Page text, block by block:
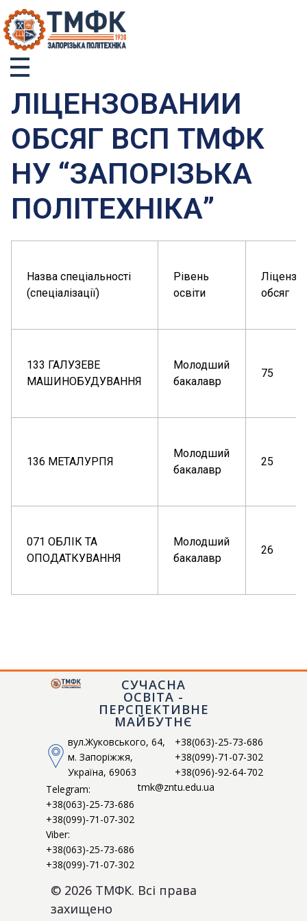
ТМФК
Токмацький механічний фаховий коледж
ЛІЦЕНЗОВАНИЙ
ОБСЯГ ВСП ТМФК
НУ “ЗАПОРІЗЬКА
ПОЛІТЕХНІКА”
Назва спеціальності
(спеціалізації)
Рівень
освіти
обсяг
133 ГАЛУЗЕВЕ
МАШИНОБУДУВАННЯ
Молодший
бакалавр
75
136 МЕТАЛУРПЯ
Молодший
бакалавр
25
071 ОБЛІК ТА
ОПОДАТКУВАННЯ
Молодший
бакалавр
26
вул.Жуковського, 64,
м. Запоріжжя,
Україна, 69063
+38(063)-25-73-686
+38(099)-71-07-302
+38(096)-92-64-702
Telegram:
+38(063)-25-73-686
+38(099)-71-07-302
Viber:
+38(063)-25-73-686
+38(099)-71-07-302
tmk@zntu.edu.ua
СУЧАСНА
ОСВІТА -
ПЕРСПЕКТИВНЕ
МАЙБУТНЄ
© 2026 ТМФК. Всі права
захищено